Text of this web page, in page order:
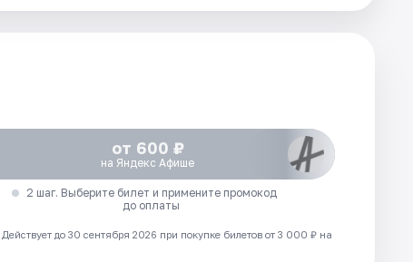
от 600 ₽
на Яндекс Афише
2 шаг. Выберите билет и примените промокод
до оплаты
Действует до 30 сентября 2026 при покупке билетов от 3 000 ₽ на